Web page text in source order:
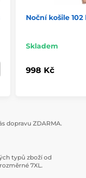
Noční košile
Skladem
998 Kč
dopravu ZDARMA.
typů zboží od
7XL.